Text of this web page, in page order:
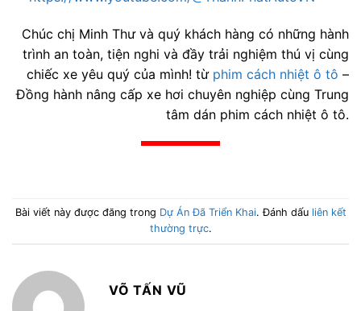
Chúc chị Minh Thư và quý khách hàng có những hành
trình an toàn, tiện nghi và đầy trải nghiệm thú vị cùng
chiếc xe yêu quý của mình! từ phim cách nhiệt ô tô –
Đồng hành nâng cấp xe hơi chuyên nghiệp cùng Trung
tâm dán phim cách nhiệt ô tô.
Bài viết này được đăng trong Dự Án Đã Triển Khai. Đánh dấu liên kết
thường trực.
VÕ TẤN VŨ